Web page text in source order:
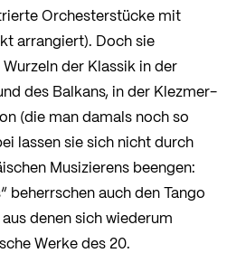
Orchesterstücke mit
arrangiert). Doch sie
der Klassik in der
des Balkans, in der Klezmer-
(die man damals noch so
lassen sie sich nicht durch
Musizierens beengen:
beherrschen auch den Tango
denen sich wiederum
Werke des 20.